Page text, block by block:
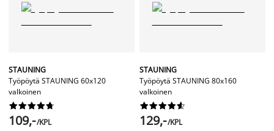
STAUNING
Työpöytä STAUNING 60x120
valkoinen






109,-/KPL
STAUNING
Työpöytä STAUNING 80x160
valkoinen






129,-/KPL